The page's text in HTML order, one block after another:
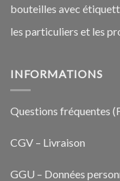
bouteilles avec
les particuliers et les
INFORMATIONS
Questions fréquentes
CGV – Livraison
GGU – Données